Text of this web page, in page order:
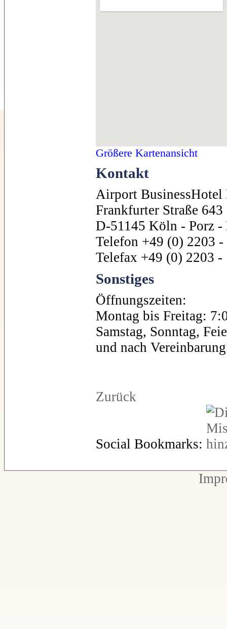
Größere Kartenansicht
Kontakt
Airport
Frankfurter Straße 643
D-51145 Köln - Porz
Telefon +49 (0) 2203
Telefax +49 (0) 2203 -
Sonstiges
Öffnungszeiten:
Montag bis Freitag:
Samstag, Sonntag,
und nach Vereinbarung
Zurück
Social Bookmarks: